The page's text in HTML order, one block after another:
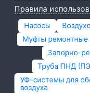
Правила
Насосы
Муфты ремонтные
Запорно-
Труба ПНД
УФ-системы для
воздуха